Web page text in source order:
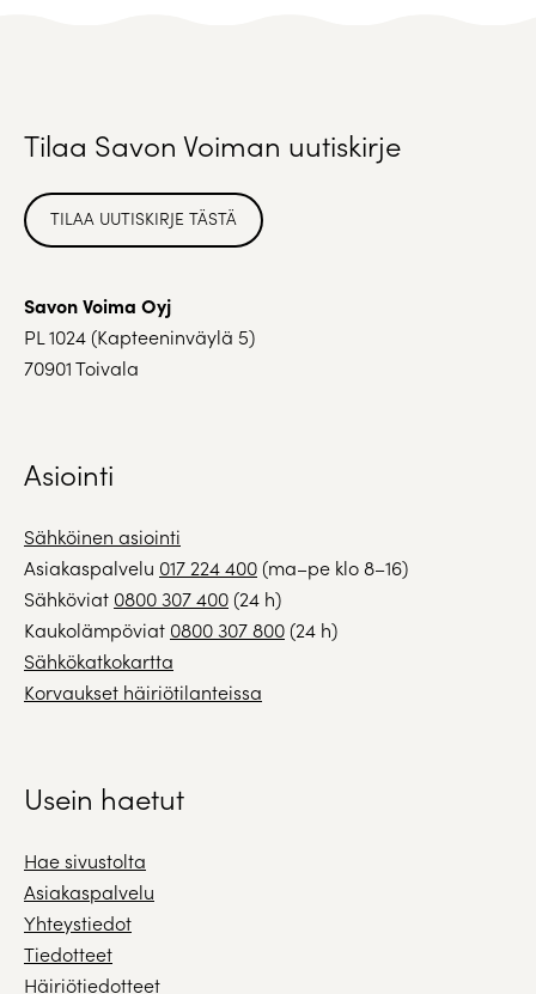
Tilaa Savon Voiman uutiskirje
TILAA UUTISKIRJE TÄSTÄ
Savon Voima Oyj
PL 1024 (Kapteeninväylä 5)
70901 Toivala
Asiointi
Sähköinen asiointi
Asiakaspalvelu 017 224 400(ma–pe klo 8–16)
Sähköviat 0800 307 400(24 h)
Kaukolämpöviat 0800 307 800(24 h)
Sähkökatkokartta
Korvaukset häiriötilanteissa
Usein haetut
Hae sivustolta
Asiakaspalvelu
Yhteystiedot
Tiedotteet
Häiriötiedotteet